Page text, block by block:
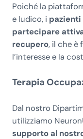
Poiché la
e ludico, i
partecipare
recupero, il che è
l’interesse e la
Terapia
Dal nostro
utilizziamo
supporto al